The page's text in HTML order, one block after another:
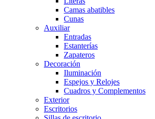
Camas abatibles
Cunas
Auxiliar
Entradas
Estanterías
Zapateros
Decoración
Iluminación
Espejos y Relojes
Cuadros y Complementos
Exterior
Escritorios